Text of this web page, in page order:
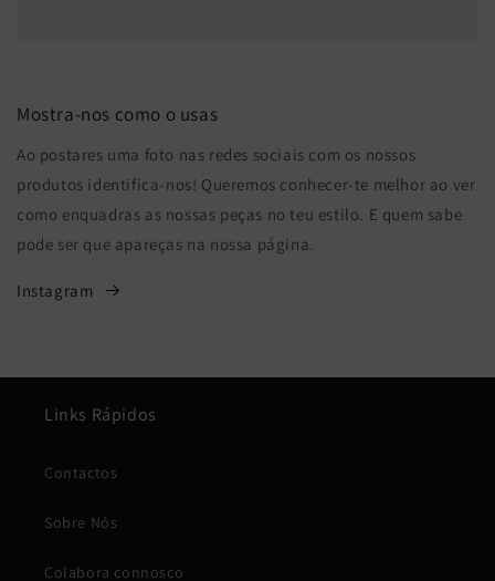
Mostra-nos como o usas
Ao postares uma foto nas redes sociais com os nossos
produtos identifica-nos! Queremos conhecer-te melhor ao ver
como enquadras as nossas peças no teu estilo. E quem sabe
pode ser que apareças na nossa página.
Instagram
Links Rápidos
Contactos
Sobre Nós
Colabora connosco